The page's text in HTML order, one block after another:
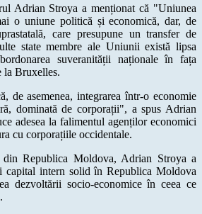
Adrian Stroya a menționat că "Uniunea
o uniune politică și economică, dar, de
care presupune un transfer de
state membre ale Uniunii există lipsa
suveranității naționale în fața
la Bruxelles.
de asemenea, integrarea într-o economie
dominată de corporații", a spus Adrian
adesea la falimentul agenților economici
cu corporațiile occidentale.
din Republica Moldova, Adrian Stroya a
capital intern solid în Republica Moldova
dezvoltării socio-economice în ceea ce